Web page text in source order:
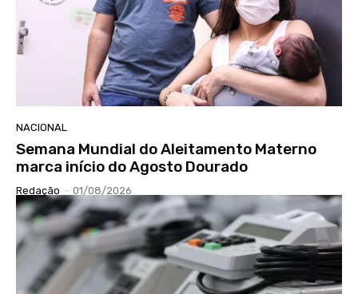
NACIONAL
Semana Mundial do Aleitamento Materno
marca início do Agosto Dourado
Redação - 01/08/2026